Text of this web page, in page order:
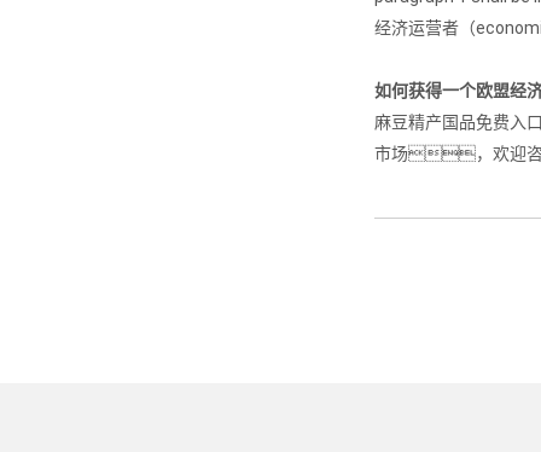
经济运营者（
如何获得一个欧盟经
麻豆精产国品免费
市场，欢迎